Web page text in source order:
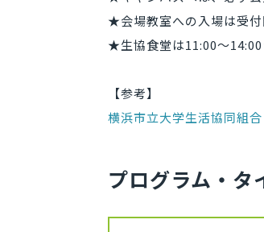
★会場教室への入場は受付
★生協食堂は11:00～14:00
【参考】
横浜市立大学生活協同組合
プログラム・タ